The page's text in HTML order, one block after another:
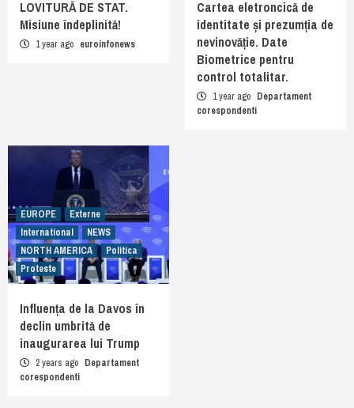
LOVITURĂ DE STAT.
Misiune îndeplinită!
1 year ago euroinfonews
Cartea eletroncică de
identitate și prezumția de
nevinovăție. Date
Biometrice pentru
control totalitar.
1 year ago Departament
corespondenti
EUROPE
Externe
International
NEWS
NORTH AMERICA
Politica
Proteste
Influența de la Davos în
declin umbrită de
inaugurarea lui Trump
2 years ago Departament
corespondenti